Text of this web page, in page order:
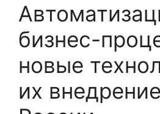
бизнес-
новые
их